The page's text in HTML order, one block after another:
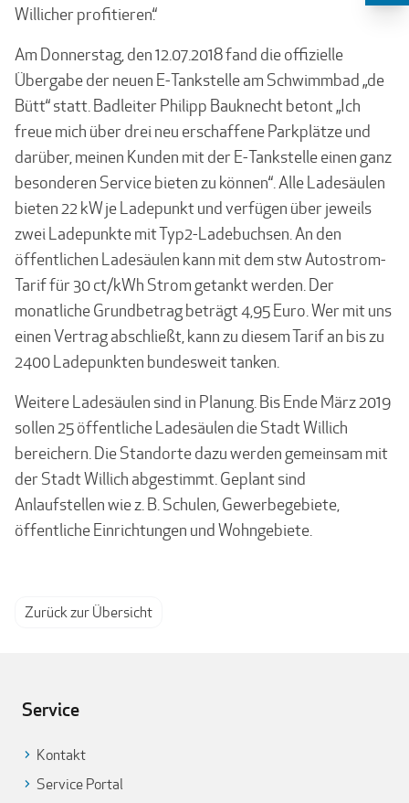
Willicher profitieren.“
Am Donnerstag, den 12.07.2018 fand die offizielle
Übergabe der neuen E-Tankstelle am Schwimmbad „de
Bütt“ statt. Badleiter Philipp Bauknecht betont „Ich
freue mich über drei neu erschaffene Parkplätze und
darüber, meinen Kunden mit der E-Tankstelle einen ganz
besonderen Service bieten zu können“. Alle Ladesäulen
bieten 22 kW je Ladepunkt und verfügen über jeweils
zwei Ladepunkte mit Typ2-Ladebuchsen. An den
öffentlichen Ladesäulen kann mit dem stw Autostrom-
Tarif für 30 ct/kWh Strom getankt werden. Der
monatliche Grundbetrag beträgt 4,95 Euro. Wer mit uns
einen Vertrag abschließt, kann zu diesem Tarif an bis zu
2400 Ladepunkten bundesweit tanken.
Weitere Ladesäulen sind in Planung. Bis Ende März 2019
sollen 25 öffentliche Ladesäulen die Stadt Willich
bereichern. Die Standorte dazu werden gemeinsam mit
der Stadt Willich abgestimmt. Geplant sind
Anlaufstellen wie z. B. Schulen, Gewerbegebiete,
öffentliche Einrichtungen und Wohngebiete.
Zurück zur Übersicht
Service
Kontakt
Service Portal